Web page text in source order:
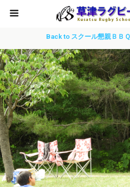
Back to スクール懇親ＢＢ